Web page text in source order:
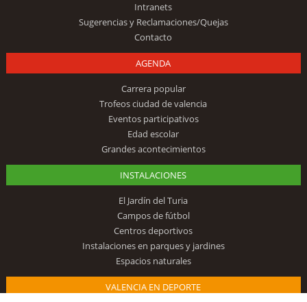
Intranets
Sugerencias y Reclamaciones/Quejas
Contacto
AGENDA
Carrera popular
Trofeos ciudad de valencia
Eventos participativos
Edad escolar
Grandes acontecimientos
INSTALACIONES
El Jardín del Turia
Campos de fútbol
Centros deportivos
Instalaciones en parques y jardines
Espacios naturales
VALENCIA EN DEPORTE